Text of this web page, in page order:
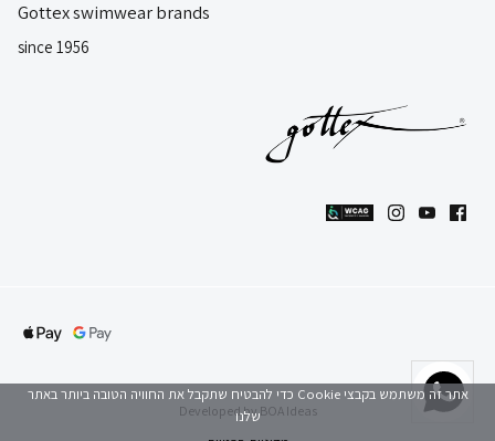
אתר זה משתמש בקבצי Cookie כדי להבטיח שתקבל את החוויה הטובה ביותר באתר
שלנו
Gottex swimwear brands
since 1956
Developed byBOA Ideas